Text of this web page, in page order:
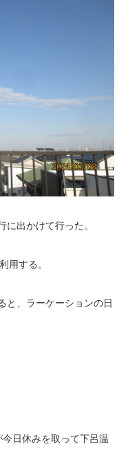
出かけて行った。
用する。
と、ラーケーションの日
日休みを取って下呂温